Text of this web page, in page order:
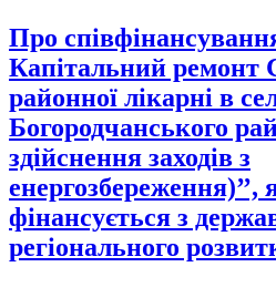
Про
Капітальний ремонт
районної лікарні в
Богородчанського
здійснення заходів з
енергозбереження)’’,
фінансується з
регіонального